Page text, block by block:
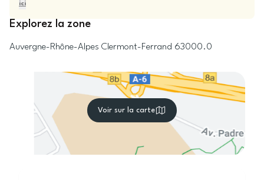
ici
Explorez la zone
Auvergne-Rhône-Alpes Clermont-Ferrand 63000.0
Voir sur la carte